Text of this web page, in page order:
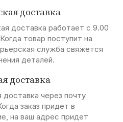
доставка
доставка работает с 9.00
товар поступит на
служба свяжется
деталей.
доставка
доставка через почту
заказ придет в
на ваш адрес придет